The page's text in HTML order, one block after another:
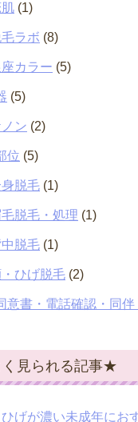
(1)
毛ラボ (8)
カラー (5)
(5)
ン (2)
位 (5)
脱毛 (1)
毛脱毛・処理 (1)
脱毛 (1)
・ひげ脱毛 (2)
意書・電話確認・同伴
見られる記事★
ひげが濃い未成年にお